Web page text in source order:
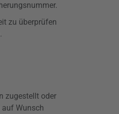
zu überprüfen
zugestellt oder
auf Wunsch